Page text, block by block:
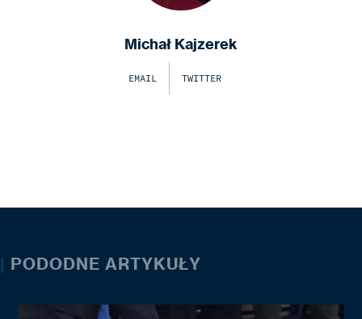
Michał Kajzerek
EMAIL TWITTER
| PODODNE ARTYKUŁY